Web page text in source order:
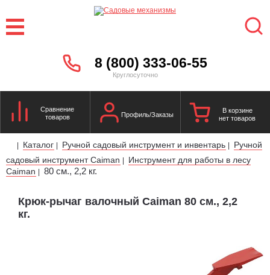
8 (800) 333-06-55
Круглосуточно
Сравнение
товаров
Профиль/Заказы
В корзине
нет товаров
| Каталог | Ручной садовый инструмент и инвентарь |
Ручной
садовый инструмент Caiman |
Инструмент для работы в лесу
Caiman | 80 см., 2,2 кг.
Крюк-рычаг валочный Caiman 80 см., 2,2
кг.